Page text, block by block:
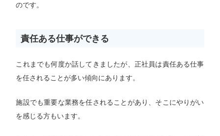
のです。
責任ある仕事ができる
これまでも何度か話してきましたが、正社員は責任ある仕事
を任されることが多い傾向にあります。
施設でも重要な業務を任されることがあり、そこにやりがい
を感じる方もいます。